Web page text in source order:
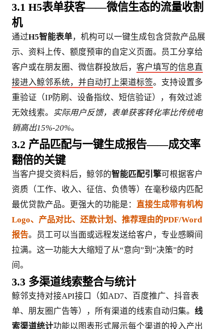
3.1 H5表单获客——微信生态的流量收割
机
通过H5智能表单，机构可以一键生成包含贷款产品展
示、资料上传、额度预审的自定义页面。员工分享给
客户或在朋友圈、微信群投放后， 客户填写的信息直
接进入鲸邻系统，并自动打上渠道标签。支持设置多
重验证（IP防刷、设备指纹、短信验证），有效过滤
无效线索。
实际用户反馈，表单获客转化率比传统电
销高出15%-20%。
3.2 产品匹配与一键生成报告——成交率
翻倍的关键
当客户提交资料后，鲸邻的智能匹配引擎可根据客户
资质（工作、收入、征信、负债等）在毫秒级内匹配
最优贷款产品。更强大的功能是： 直接生成带有机构
Logo、产品对比、还款计划、推荐理由的PDF/Word
报告。员工可以当面或远程发送给客户，专业感瞬间
拉满。这一功能大大缩短了从“意向”到“决策”的时
间。
3.3 多渠道线索整合与统计
鲸邻支持对接API接口（如AD7、百度推广、抖音表
单、朋友圈广告等），所有渠道的线索自动归集。 线
索渠道统计功能以图表形式展示每个渠道的投入产出